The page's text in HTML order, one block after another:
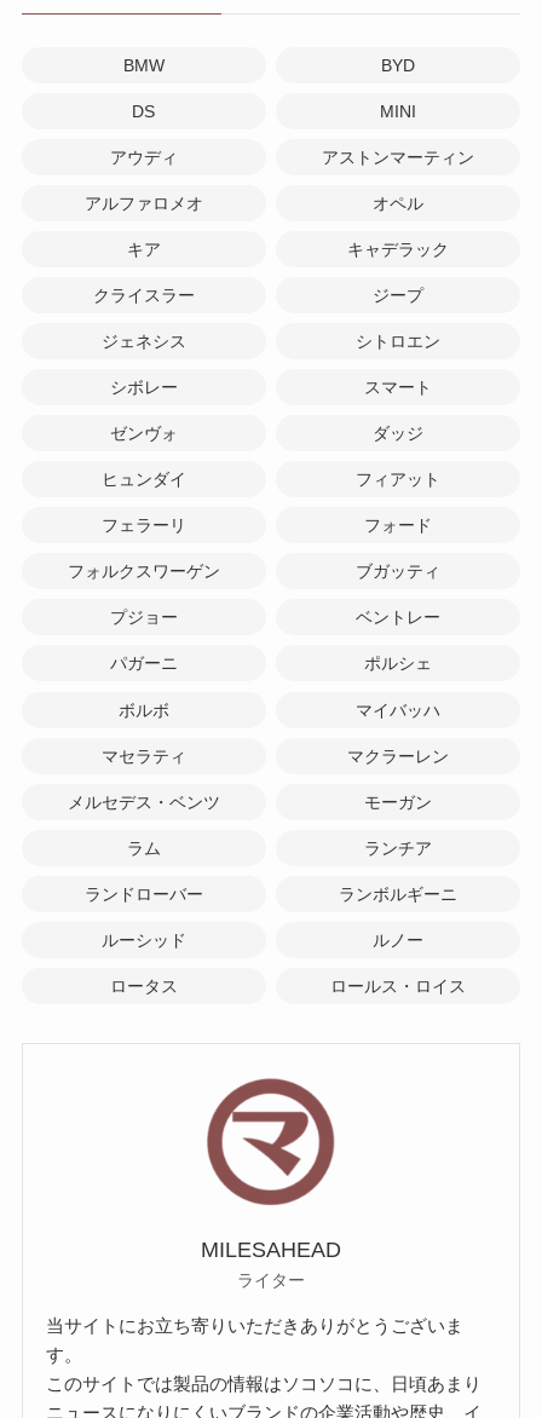
BMW BYD
DS MINI
アウディ アストンマーティン
アルファロメオ オペル
キア キャデラック
クライスラー ジープ
ジェネシス シトロエン
シボレー スマート
ゼンヴォ ダッジ
ヒュンダイ フィアット
フェラーリ フォード
フォルクスワーゲン ブガッティ
プジョー ベントレー
パガーニ ポルシェ
ボルボ マイバッハ
マセラティ マクラーレン
メルセデス・ベンツ モーガン
ラム ランチア
ランドローバー ランボルギーニ
ルーシッド ルノー
ロータス ロールス・ロイス
MILESAHEAD
ライター
当サイトにお立ち寄りいただきありがとうございま
す。
このサイトでは製品の情報はソコソコに、日頃あまり
ニュースになりにくいブランドの企業活動や歴史、イ